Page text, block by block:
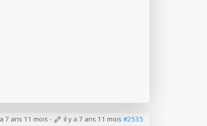
7 ans 11 mois - il y a 7 ans 11 mois #2535